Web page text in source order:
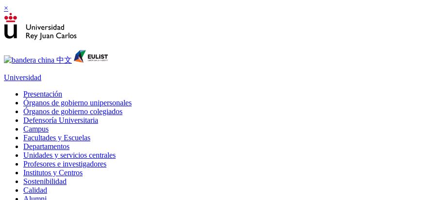
×
Universidad
Presentación
Órganos de gobierno unipersonales
Órganos de gobierno colegiados
Defensoría Universitaria
Campus
Facultades y Escuelas
Departamentos
Unidades y servicios centrales
Profesores e investigadores
Institutos y Centros
Sostenibilidad
Calidad